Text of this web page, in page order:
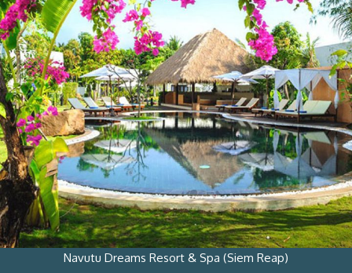
Navutu Dreams Resort & Spa (Siem Reap)